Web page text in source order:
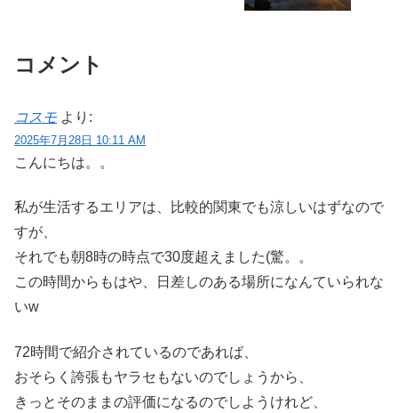
コメント
コスモ より:
2025年7月28日 10:11 AM
こんにちは。。
私が生活するエリアは、比較的関東でも涼しいはずなので
すが、
それでも朝8時の時点で30度超えました(驚。。
この時間からもはや、日差しのある場所になんていられな
いw
72時間で紹介されているのであれば、
おそらく誇張もヤラセもないのでしょうから、
きっとそのままの評価になるのでしようけれど、